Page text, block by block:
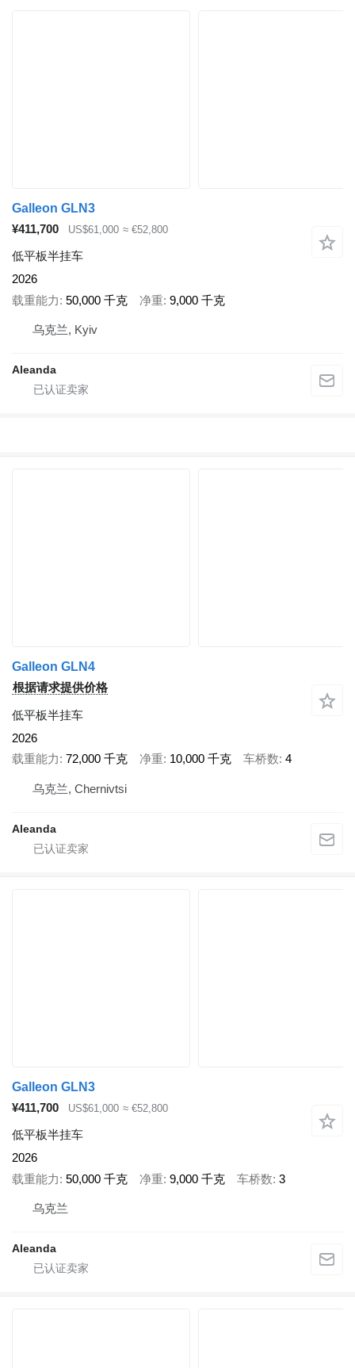
Galleon GLN3
¥411,700
US$61,000 ≈ €52,800
低平板半挂车
2026
载重能力 50,000 千克 净重 9,000 千克
乌克兰, Kyiv
Aleanda
Galleon GLN4
根据请求提供价格
低平板半挂车
2026
载重能力 72,000 千克 净重 10,000 千克 车桥数 4
乌克兰, Chernivtsi
Aleanda
Galleon GLN3
¥411,700
US$61,000 ≈ €52,800
低平板半挂车
2026
载重能力 50,000 千克 净重 9,000 千克 车桥数 3
乌克兰
Aleanda